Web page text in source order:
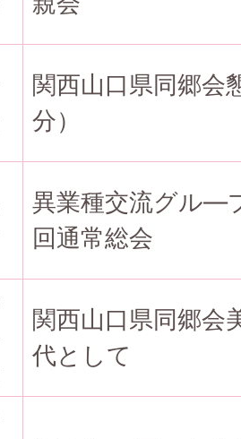
関西山口県同郷会
分）
異業種交流グル
回通常総会
関西山口県同郷会
代として